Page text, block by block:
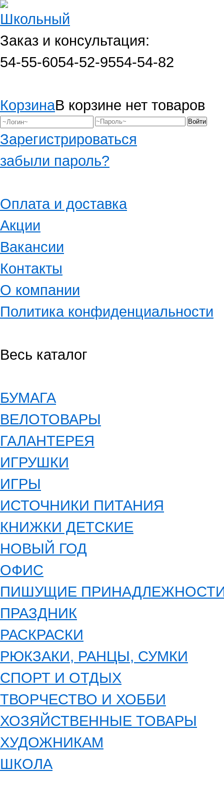
Заказ и консультация:
54-55-6054-52-9554-54-82
КорзинаВ корзине нет товаров
Зарегистрироваться
забыли пароль?
Оплата и доставка
Акции
Вакансии
Контакты
О компании
Политика конфиденциальности
Весь каталог
БУМАГА
ВЕЛОТОВАРЫ
ГАЛАНТЕРЕЯ
ИГРУШКИ
ИГРЫ
ИСТОЧНИКИ ПИТАНИЯ
КНИЖКИ ДЕТСКИЕ
НОВЫЙ ГОД
ОФИС
ПИШУЩИЕ
ПРАЗДНИК
РАСКРАСКИ
РЮКЗАКИ, РАНЦЫ, СУМКИ
СПОРТ И ОТДЫХ
ТВОРЧЕСТВО И ХОББИ
ХОЗЯЙСТВЕННЫЕ ТОВАРЫ
ХУДОЖНИКАМ
ШКОЛА